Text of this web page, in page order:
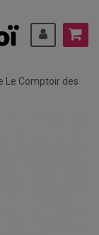
Le Comptoir des